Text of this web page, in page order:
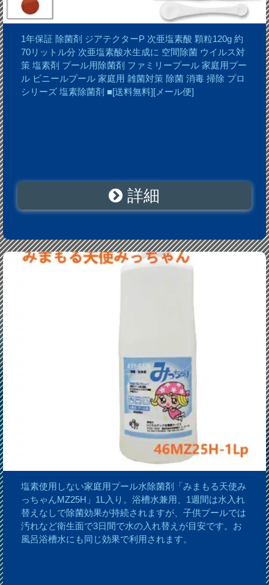
1年保証 除菌剤 ジアテクターP 次亜塩素酸 顆粒120g 約
70リットル分 次亜塩素酸水生成に 空間除菌 ウイルス対
策 塩素剤 プール用除菌剤 ファミリープール 家庭用プー
ル ビニールプール 家庭用 雑菌対策 除菌 消毒 掃除 プロ
シリーズ 塩素除菌剤 ■[送料無料][メール便]
詳細
塩素使用しない家庭用プール水除菌剤「みまもる天使み
っちゃんMZ25H」1L入り。浴槽水兼用、1週間は水入れ
替えなしで除菌効果が持続されますが、子供プールでは
汚れなど衛生面で3日間で水の入れ替えが目安です。お
風呂浴槽水にも同じ効果で利用されます。